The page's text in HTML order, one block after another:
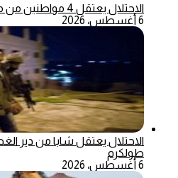
الاحتلال يعتقل 4 مواطنين من محافظة نابلس
6 أغسطس، 2026
الاحتلال يعتقل شابا من دير
طولكرم
6 أغسطس، 2026